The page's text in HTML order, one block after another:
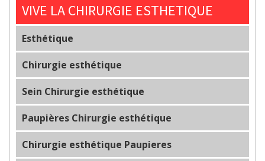
VIVE LA CHIRURGIE ESTHETIQUE
Esthétique
Chirurgie esthétique
Sein Chirurgie esthétique
Paupières Chirurgie esthétique
Chirurgie esthétique Paupieres